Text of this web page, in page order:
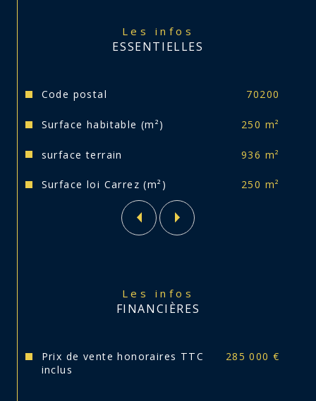
Les infos
ESSENTIELLES
Caractéristiques Valeurs
Code postal 70200
Surface habitable (m²) 250 m²
surface terrain 936 m²
Surface loi Carrez (m²) 250 m²
- Garage double motorisé.
- Terrain entièrement clôturé.
Les infos
FINANCIÈRES
Prix de vente honoraires TTC
inclus
285 000 €